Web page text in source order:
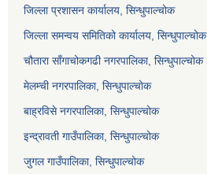
जिल्ला प्रशासन कार्यालय, सिन्धुपाल्चोक
जिल्ला समन्वय समितिको कार्यालय, सिन्धुपाल्चोक
चौतारा साँगाचोकगढी नगरपालिका, सिन्धुपाल्चोक
मेलम्ची नगरपालिका, सिन्धुपाल्चोक
बाह्रविसे नगरपालिका, सिन्धुपाल्चोक
इन्द्रावती गाउँपालिका, सिन्धुपाल्चोक
जुगल गाउँपालिका, सिन्धुपाल्चोक